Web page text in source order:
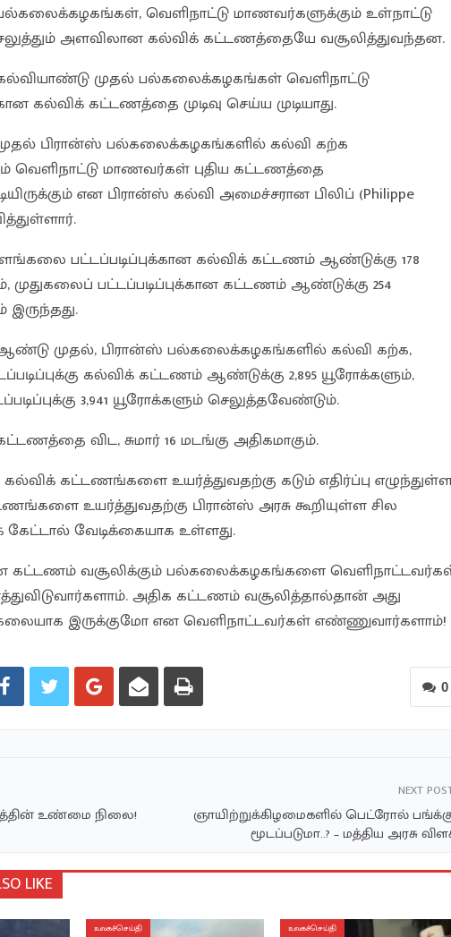
வெளிநாட்டு மாணவர்களுக்கும் உள்நாட்டு
அளவிலான கல்விக் கட்டணத்தையே வசூலித்துவந்தன.
முதல் பல்கலைக்கழகங்கள் வெளிநாட்டு
கல்விக் கட்டணத்தை முடிவு செய்ய முடியாது.
முதல் பிரான்ஸ் பல்கலைக்கழகங்களில் கல்வி கற்க
வெளிநாட்டு மாணவர்கள் புதிய கட்டணத்தை
என பிரான்ஸ் கல்வி அமைச்சரான பிலிப் (Philippe
பட்டப்படிப்புக்கான கல்விக் கட்டணம் ஆண்டுக்கு 178
முதுகலைப் பட்டப்படிப்புக்கான கட்டணம் ஆண்டுக்கு 254
இருந்தது.
முதல், பிரான்ஸ் பல்கலைக்கழகங்களில் கல்வி கற்க,
கல்விக் கட்டணம் ஆண்டுக்கு 2,895 யூரோக்களும்,
3,941 யூரோக்களும் செலுத்தவேண்டும்.
விட, சுமார் 16 மடங்கு அதிகமாகும்.
கல்விக் கட்டணங்களை உயர்த்துவதற்கு கடும் எதிர்ப்பு
உயர்த்துவதற்கு பிரான்ஸ் அரசு கூறியுள்ள சில
வேடிக்கையாக உள்ளது.
கட்டணம் வசூலிக்கும் பல்கலைக்கழகங்களை
அதிக கட்டணம் வசூலித்தால்தான் அது
இருக்குமோ என வெளிநாட்டவர்கள் எண்ணுவார்களாம்!
0
உண்மை நிலை!
NEXT
ஞாயிற்றுக்கிழமைகளில் பெட்ரோல்
மூடப்படுமா..? – மத்திய அரசு
LIKE
உலகச்செய்தி உலகச்செய்தி